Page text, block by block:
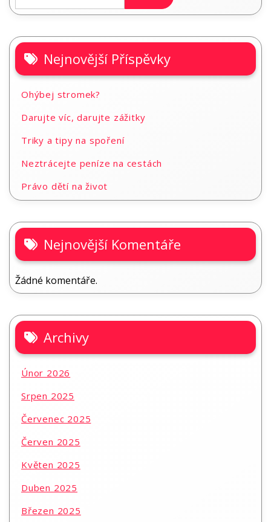
Nejnovější Příspěvky
Ohýbej stromek?
Darujte víc, darujte zážitky
Triky a tipy na spoření
Neztrácejte peníze na cestách
Právo dětí na život
Nejnovější Komentáře
Žádné komentáře.
Archivy
Únor 2026
Srpen 2025
Červenec 2025
Červen 2025
Květen 2025
Duben 2025
Březen 2025